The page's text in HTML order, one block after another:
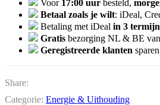
Voor 17:00 uur besteld,
Betaal zoals je wilt: iDeal,
Betaling met iDeal in 3
Gratis bezorging NL & BE
Geregistreerde klanten
Share:
Categorie: Energie & Uithouding